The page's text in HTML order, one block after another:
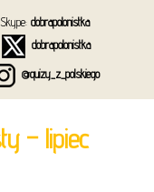
Skype: dobrapolonistka
dobrapolonistka
@quizy_z_polskiego
– lipiec